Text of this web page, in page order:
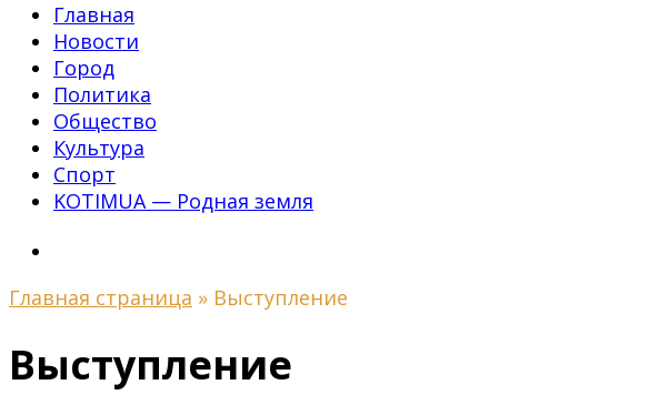
Главная
Новости
Город
Политика
Общество
Культура
Спорт
KOTIMUA — Родная земля
Главная страница » Выступление
Выступление